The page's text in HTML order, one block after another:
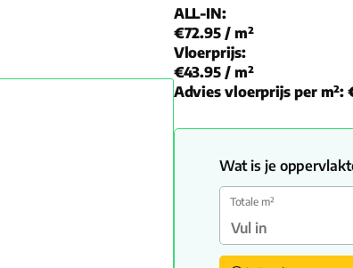
ALL-IN:
€72.95 / m²
Vloerprijs:
€43.95 / m²
Advies vloerprijs per m²:
Wat is je
Totale m²